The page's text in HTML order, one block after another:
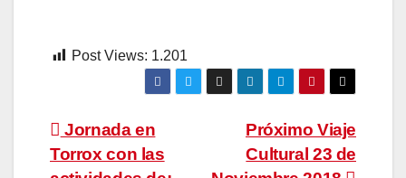
Post Views: 1.201
Navegación
Próximo Viaje
Cultural 23 de
Jornada en
Torrox con las